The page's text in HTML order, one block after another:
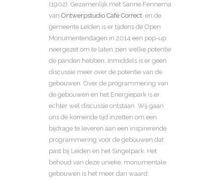
(1902). Gezamenlijk met Sanne Fennema
van Ontwerpstudio Café Correct en de
gemeente Leiden is er tijdens de Open
Monumentendagen in 2014 een pop-up
neergezet om te laten zien welke potentie
de panden hebben. Inmiddels is er geen
discussie meer over de potentie van de
gebouwen. Over de programmering van
de gebouwen en het Energiepark is er
echter wel discussie ontstaan. Wij gaan
ons de komende tijd inzetten om een
bijdrage te leveren aan een inspirerende
programmering voor de gebouwen dat
past bij Leiden en het Singelpark. Het
behoud van deze unieke, monumentale
gebouwen is het meer dan waard.